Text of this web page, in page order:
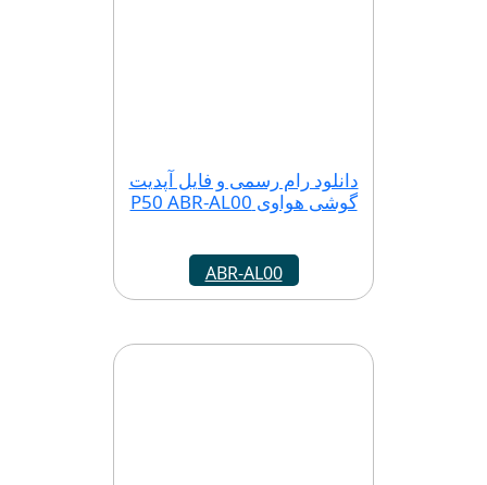
دانلود رام رسمی و فایل آپدیت
گوشی هواوی P50 ABR-AL00
ABR-AL00